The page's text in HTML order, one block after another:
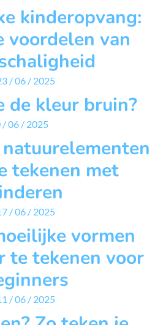
kinderopvang:
voordelen van
/ 06 / 2025
de kleur bruin?
/ 06 / 2025
tekenen met
/ 06 / 2025
vormen
te tekenen voor
/ 06 / 2025